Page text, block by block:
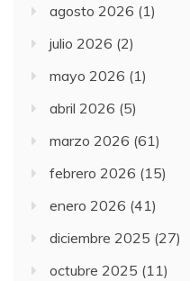
agosto 2026 (1)
julio 2026 (2)
mayo 2026 (1)
abril 2026 (5)
marzo 2026 (61)
febrero 2026 (15)
enero 2026 (41)
diciembre 2025 (27)
octubre 2025 (11)